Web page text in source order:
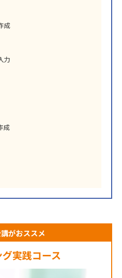
成
力
成
がおススメ
実践コース